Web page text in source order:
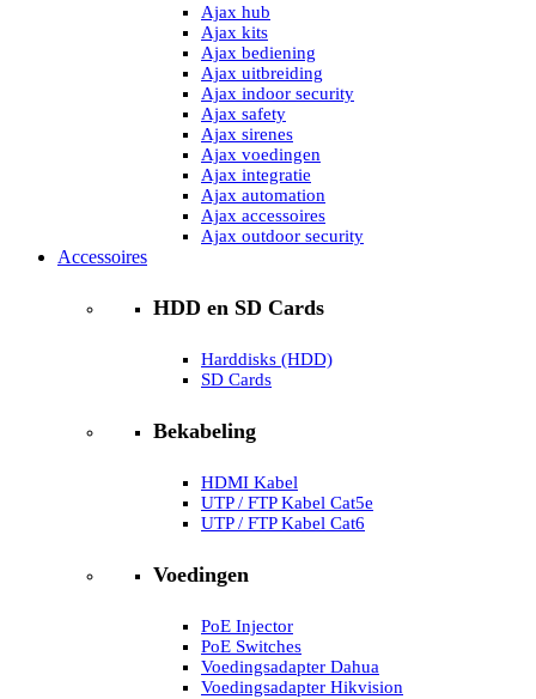
Ajax hub
Ajax kits
Ajax bediening
Ajax uitbreiding
Ajax indoor security
Ajax safety
Ajax sirenes
Ajax voedingen
Ajax integratie
Ajax automation
Ajax accessoires
Ajax outdoor security
Accessoires
HDD en SD Cards
Harddisks (HDD)
SD Cards
Bekabeling
HDMI Kabel
UTP / FTP Kabel Cat5e
UTP / FTP Kabel Cat6
Voedingen
PoE Injector
PoE Switches
Voedingsadapter Dahua
Voedingsadapter Hikvision